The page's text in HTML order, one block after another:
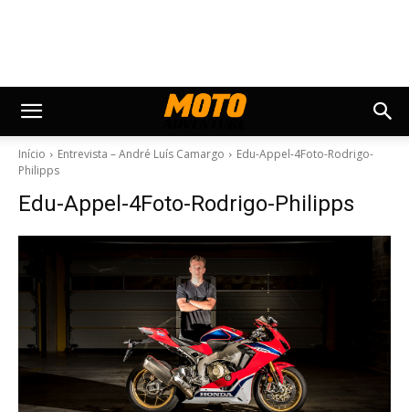
Início Entrevista – André Luís Camargo
Edu-Appel-4Foto-Rodrigo-
Philipps
Edu-Appel-4Foto-Rodrigo-Philipps